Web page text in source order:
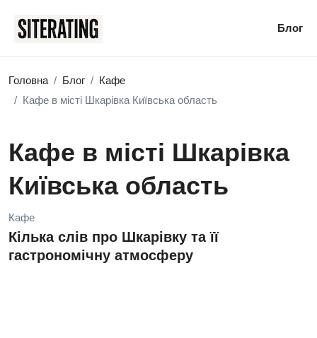
Блог
Головна Блог
Кафе
Кафе в місті Шкарівка Київська область
Кафе в місті Шкарівка
Київська область
Кафе
Кілька слів про Шкарівку та її
гастрономічну атмосферу